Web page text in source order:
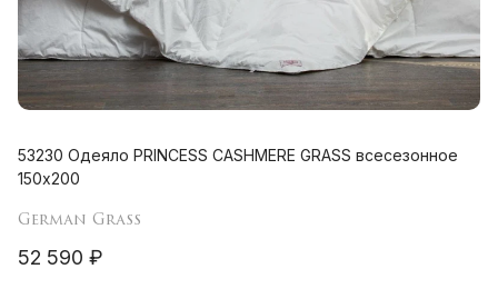
53230 Одеяло PRINCESS CASHMERE GRASS всесезонное
150х200
German Grass
52 590 ₽